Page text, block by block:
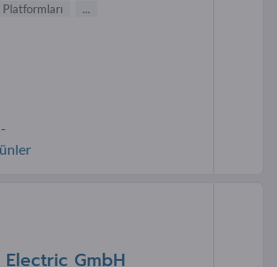
...
Electric GmbH